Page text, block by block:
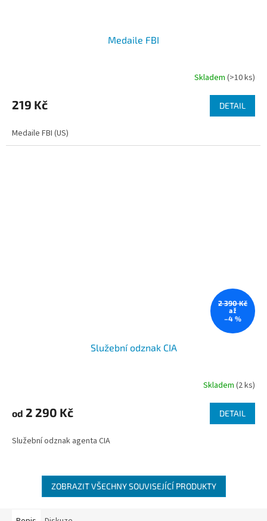
Medaile FBI
Skladem (>10 ks)
219 Kč DETAIL
Medaile FBI (US)
2 390 Kč
až
–4 %
Služební odznak CIA
Skladem (2 ks)
od 2 290 Kč DETAIL
Služební odznak agenta CIA
ZOBRAZIT VŠECHNY SOUVISEJÍCÍ PRODUKTY